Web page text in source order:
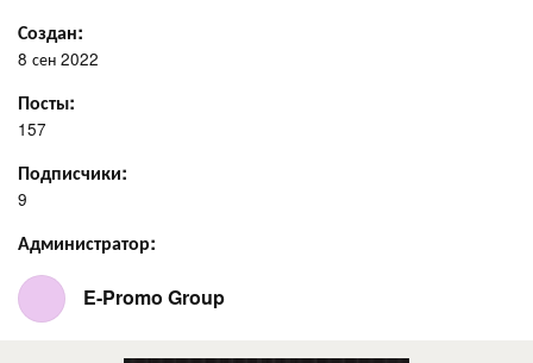
Создан:
8 сен 2022
Посты:
157
Подписчики:
9
Администратор:
E-Promo Group